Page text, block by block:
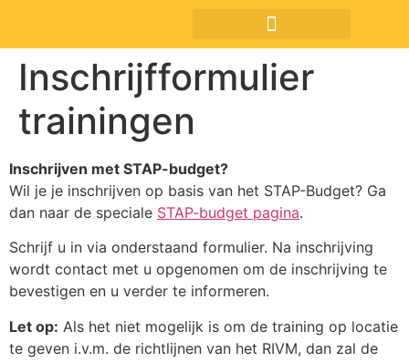
Inschrijfformulier
trainingen
Inschrijven met STAP-budget?
Wil je je inschrijven op basis van het STAP-Budget? Ga
dan naar de speciale STAP-budget pagina.
Schrijf u in via onderstaand formulier. Na inschrijving
wordt contact met u opgenomen om de inschrijving te
bevestigen en u verder te informeren.
Let op: Als het niet mogelijk is om de training op locatie
te geven i.v.m. de richtlijnen van het RIVM, dan zal de